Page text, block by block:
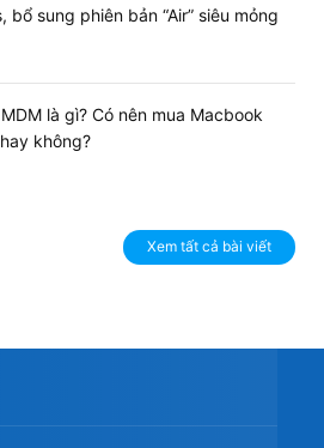
cũng lớn hơn 20%, hỗ trợ cả
xác và linh hoạt hơn.
như những chiếc Macbook thế
2019 này lại có 2 cổng USB-C
bổ sung phiên bản “Air” siêu mỏng
là gì? Có nên mua Macbook
không?
Xem tất cả bài viết